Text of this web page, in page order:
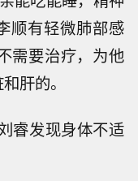
顺有轻微肺部感
需要治疗，为他
肝的。
睿发现身体不适